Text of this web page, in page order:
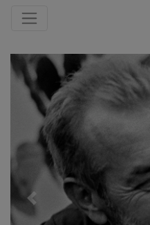
Previous